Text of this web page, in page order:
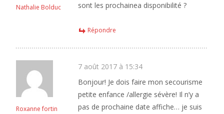
Nathalie Bolduc
sont les prochainea disponibilité ?
Répondre
Roxanne fortin
7 août 2017 à 15:34
Bonjour! Je dois faire mon secourisme
petite enfance /allergie sévère! Il n’y a
pas de prochaine date affiche… je suis